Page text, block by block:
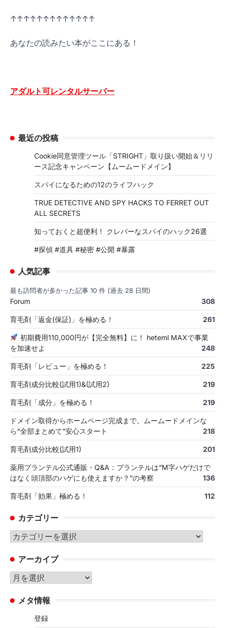
↑↑↑↑↑↑↑↑↑↑↑↑↑
あなたの読みたい本がここにある！
アダルト可レンタルサーバー
最近の投稿
Cookie同意管理ツール「STRIGHT」取り扱い開始＆リリ
ース記念キャンペーン【ムームードメイン】
スパイになるための12のライフハック
TRUE DETECTIVE AND SPY HACKS TO FERRET OUT
ALL SECRETS
知っておくと超便利！ クレバーなスパイのハック26選
#探偵 #道具 #秘密 #公開 #暴露
人気記事
最も訪問者が多かった記事 10 件 (過去 28 日間)
Forum 308
育毛剤「返金(保証)」を極める！ 261
初期費用110,000円が【完全無料】に！ heteml MAXで事業
を加速せよ
248
育毛剤「レビュー」を極める！ 225
育毛剤成分比較(試用1)&(試用2) 219
育毛剤「成分」を極める！ 219
ドメイン取得からホームページ完成まで。ムームードメインな
ら“全部まとめて”安心スタート
218
育毛剤成分比較(試用1) 201
薬用プランテル公式通販・Q&A：プランテルは“M字ハゲだけで
はなく頭頂部のハゲにも使えますか？”の考察
136
育毛剤「効果」極める！ 112
カテゴリー
カ
ゴ
リ
ー
アーカイブ
ア
カ メタ情報
登録